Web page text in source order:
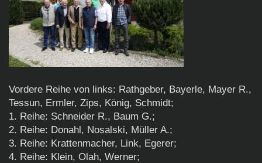
Vordere Reihe von links: Rathgeber, Bayerle, Mayer R.,
Tessun, Ermler, Zips, König, Schmidt;
1. Reihe: Schneider R., Baum G.;
2. Reihe: Donahl, Nosalski, Müller A.;
3. Reihe: Krattenmacher, Link, Egerer;
4. Reihe: Klein, Olah, Werner;